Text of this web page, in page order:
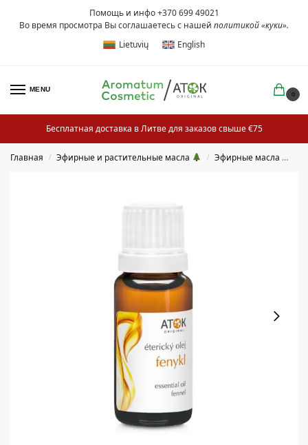
Помощь и инфо +370 699 49021
Во время просмотра Вы соглашаетесь с нашей политикой «куки».
Lietuvių
English
MENU
0
Бесплатная доставка в Литве для заказов свыше €75
Главная / Эфирные и растительные масла / Эфирные масла